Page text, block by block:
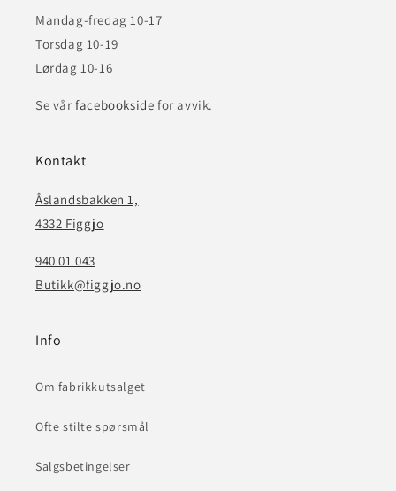
Mandag-fredag 10-17
Torsdag 10-19
Lørdag 10-16
Se vårfacebookside for avvik.
Kontakt
Åslandsbakken 1,
4332 Figgjo
940 01 043
Butikk@figgjo.no
Info
Om fabrikkutsalget
Ofte stilte spørsmål
Salgsbetingelser